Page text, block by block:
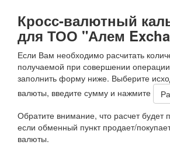
Кросс-валютный
для ТОО "Алем
Если Вам необходимо расчитать
получаемой при совершении
заполнить форму ниже. Выберите
валюты, введите сумму и нажмите
Обратите внимание, что расчет будет
если обменный пункт продает/
валюты.